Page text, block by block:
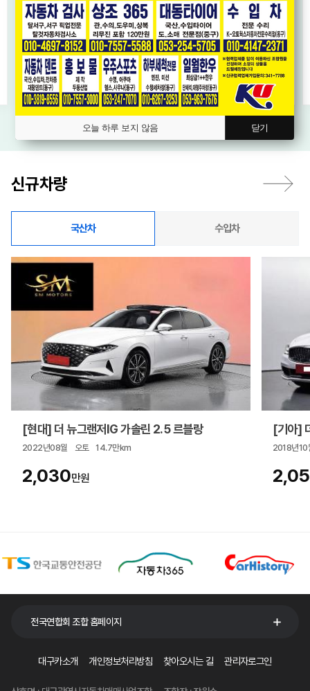
오늘 하루 보지 않음 닫기
2019년12월
9.1만km
오토
2,169만원
신규차량
국산차 수입차
[현대] 더 뉴그랜저IG 가솔린 2.5 르블랑
2022년08월 오토 14.7만km
2,030만원
[기아]
2018년10
전국연합회 조합 홈페이지
대구카소개 개인정보처리방침 찾아오시는 길 관리자로그인